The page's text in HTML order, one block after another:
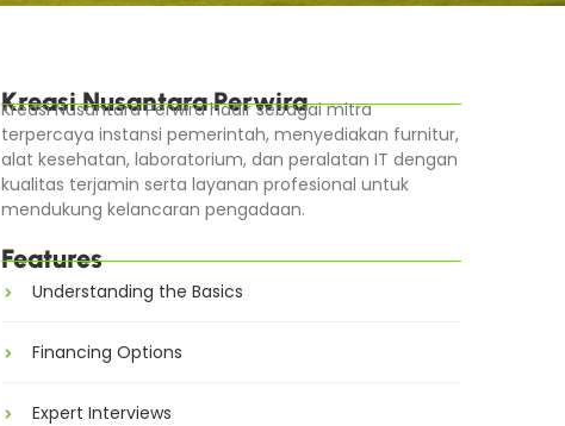
Kreasi Nusantara Perwira
Kreasi Nusantara Perwira hadir sebagai mitra
terpercaya instansi pemerintah, menyediakan furnitur,
alat kesehatan, laboratorium, dan peralatan IT dengan
kualitas terjamin serta layanan profesional untuk
mendukung kelancaran pengadaan.
Features
Understanding the Basics
Financing Options
Expert Interviews